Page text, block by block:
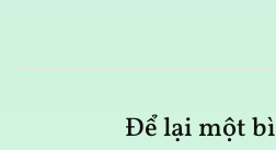
Để lại một